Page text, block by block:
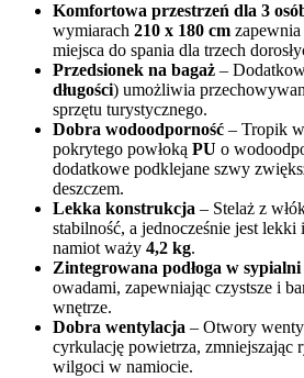
Komfortowa przestrzeń dla 3
wymiarach 210 x 180 cm
miejsca do spania dla trzech
Przedsionek na bagaż –
długości) umożliwia
sprzętu turystycznego.
Dobra wodoodporność – Tropik
pokrytego powłoką PU o
dodatkowe podklejane szwy
deszczem.
Lekka konstrukcja – Stelaż z
stabilność, a jednocześnie jest
namiot waży 4,2 kg.
Zintegrowana podłoga w sypialni
owadami, zapewniając czystsze i
wnętrze.
Dobra wentylacja – Otwory
cyrkulację powietrza, zmniejszając
wilgoci w namiocie.